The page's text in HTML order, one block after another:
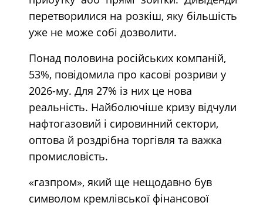
перетворилися на розкіш, яку більшість
уже не може собі дозволити.
Понад половина російських компаній,
53%, повідомила про касові розриви у
2026-му. Для 27% із них це нова
реальність. Найболючіше кризу відчули
нафтогазовий і сировинний сектори,
оптова й роздрібна торгівля та важка
промисловість.
«газпром», який ще нещодавно був
символом кремлівської фінансової